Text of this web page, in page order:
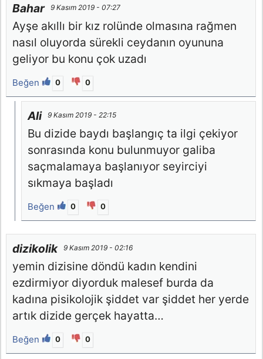
Bahar 9 Kasım 2019 - 07:27
Ayşe akıllı bir kız rolünde olmasına rağmen
nasıl oluyorda sürekli ceydanın oyununa
geliyor bu konu çok uzadı
Beğen 0 0
Ali 9 Kasım 2019 - 22:15
Bu dizide baydı başlangıç ta ilgi çekiyor
sonrasında konu bulunmuyor galiba
saçmalamaya başlanıyor seyirciyi
sıkmaya başladı
Beğen 0 0
dizikolik 9 Kasım 2019 - 02:16
yemin dizisine döndü kadın kendini
ezdirmiyor diyorduk malesef burda da
kadına pisikolojik şiddet var şiddet her yerde
artık dizide gerçek hayatta…
Beğen 0 0